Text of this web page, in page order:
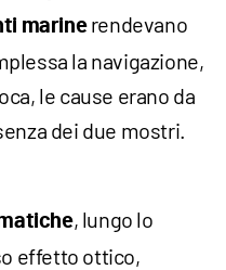
marinerendevano
la navigazione,
le cause erano da
dei due mostri.
, lungo lo
effetto ottico,